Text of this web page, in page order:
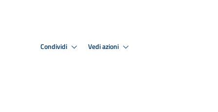
Condividi Vedi azioni